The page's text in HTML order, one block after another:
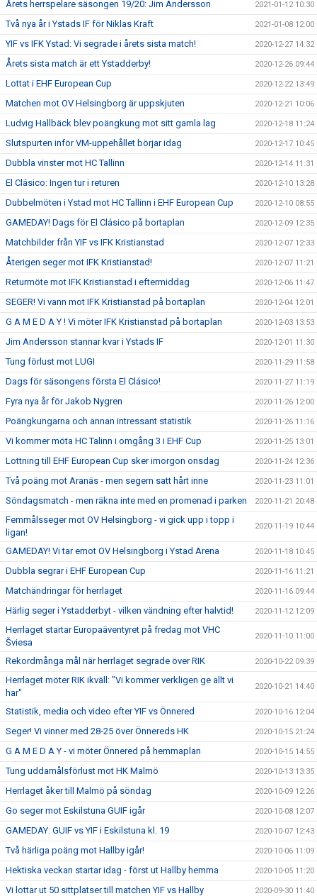
Årets herrspelare säsongen 19/20: Jim Andersson 2021-01-12 10:30
Två nya år i Ystads IF för Niklas Kraft 2021-01-08 12:00
YIF vs IFK Ystad: Vi segrade i årets sista match! 2020-12-27 14:32
Årets sista match är ett Ystadderby! 2020-12-26 09:44
Lottat i EHF European Cup 2020-12-22 13:49
Matchen mot OV Helsingborg är uppskjuten 2020-12-21 10:06
Ludvig Hallbäck blev poängkung mot sitt gamla lag 2020-12-18 11:24
Slutspurten inför VM-uppehållet börjar idag 2020-12-17 10:45
Dubbla vinster mot HC Tallinn 2020-12-14 11:31
El Clásico: Ingen tur i returen 2020-12-10 13:28
Dubbelmöten i Ystad mot HC Tallinn i EHF European Cup 2020-12-10 08:55
GAMEDAY! Dags för El Clásico på bortaplan 2020-12-09 12:35
Matchbilder från YIF vs IFK Kristianstad 2020-12-07 12:33
Återigen seger mot IFK Kristianstad! 2020-12-07 11:21
Returmöte mot IFK Kristianstad i eftermiddag 2020-12-06 11:47
SEGER! Vi vann mot IFK Kristianstad på bortaplan 2020-12-04 12:01
G A M E D A Y ! Vi möter IFK Kristianstad på bortaplan 2020-12-03 13:53
Jim Andersson stannar kvar i Ystads IF 2020-12-01 11:30
Tung förlust mot LUGI 2020-11-29 11:58
Dags för säsongens första El Clásico! 2020-11-27 11:19
Fyra nya år för Jakob Nygren 2020-11-26 12:00
Poängkungarna och annan intressant statistik 2020-11-26 11:16
Vi kommer möta HC Talinn i omgång 3 i EHF Cup 2020-11-25 13:01
Lottning till EHF European Cup sker imorgon onsdag 2020-11-24 12:36
Två poäng mot Aranäs - men segern satt hårt inne 2020-11-23 11:01
Söndagsmatch - men räkna inte med en promenad i parken 2020-11-21 20:48
Femmålsseger mot OV Helsingborg - vi gick upp i topp i
ligan!
2020-11-19 10:44
GAMEDAY! Vi tar emot OV Helsingborg i Ystad Arena 2020-11-18 10:45
Dubbla segrar i EHF European Cup 2020-11-16 11:21
Matchändringar för herrlaget 2020-11-16 09:44
Härlig seger i Ystadderbyt - vilken vändning efter halvtid! 2020-11-12 12:09
Herrlaget startar Europaäventyret på fredag mot VHC
Šviesa
2020-11-10 11:00
Rekordmånga mål när herrlaget segrade över RIK 2020-10-22 09:39
Herrlaget möter RIK ikväll: "Vi kommer verkligen ge allt vi
har"
2020-10-21 14:40
Statistik, media och video efter YIF vs Önnered 2020-10-16 12:04
Seger! Vi vinner med 28-25 över Önnereds HK 2020-10-15 21:24
G A M E D A Y - vi möter Önnered på hemmaplan 2020-10-15 14:55
Tung uddamålsförlust mot HK Malmö 2020-10-13 13:35
Herrlaget åker till Malmö på söndag 2020-10-09 12:26
Go seger mot Eskilstuna GUIF igår 2020-10-08 12:07
GAMEDAY: GUIF vs YIF i Eskilstuna kl. 19 2020-10-07 12:43
Två härliga poäng mot Hallby igår! 2020-10-06 11:09
Hektiska veckan startar idag - först ut Hallby hemma 2020-10-05 11:20
Vi lottar ut 50 sittplatser till matchen YIF vs Hallby 2020-09-30 11:40